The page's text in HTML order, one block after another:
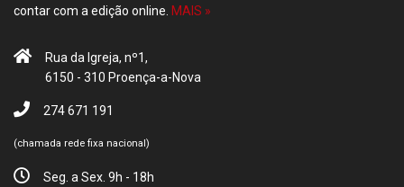
contar com a edição online. MAIS »
Rua da Igreja, nº1,
6150 - 310 Proença-a-Nova
274 671 191
(chamada rede fixa nacional)
Seg. a Sex. 9h - 18h